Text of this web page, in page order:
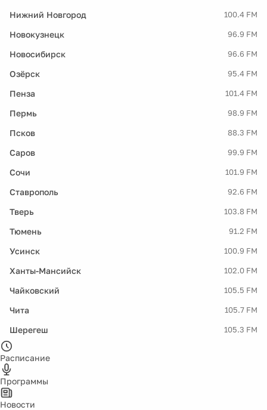
Нижний Новгород 100.4 FM
Новокузнецк 96.9 FM
Новосибирск 96.6 FM
Озёрск 95.4 FM
Пенза 101.4 FM
Пермь 98.9 FM
Псков 88.3 FM
Саров 99.9 FM
Сочи 101.9 FM
Ставрополь 92.6 FM
Тверь 103.8 FM
Тюмень 91.2 FM
Усинск 100.9 FM
Ханты-Мансийск 102.0 FM
Чайковский 105.5 FM
Чита 105.7 FM
Шерегеш 105.3 FM
Расписание
Программы
Новости